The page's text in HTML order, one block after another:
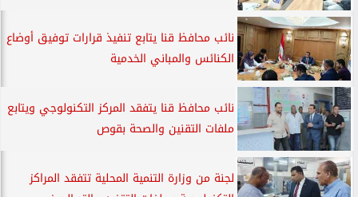
نائب محافظ قنا يتابع تنفيذ قرارات توفيق أوضاع
الكنائس والمباني الخدمية
نائب محافظ قنا يتفقد المركز التكنولوجي ويتابع
ملفات التقنين والصحة بقوص
لجنة من وزارة التنمية المحلية تتفقد المراكز